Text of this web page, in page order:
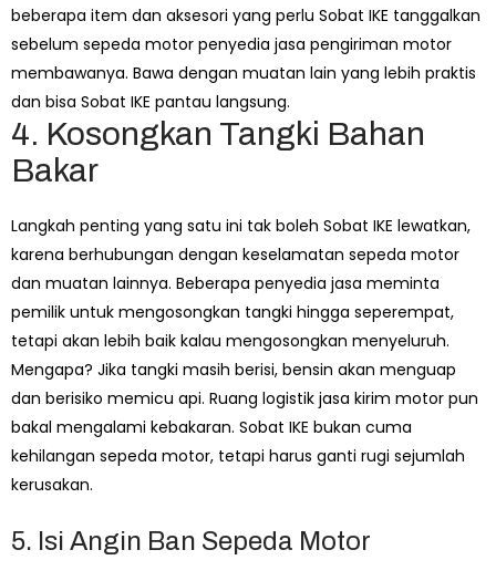
beberapa item dan aksesori yang perlu Sobat IKE tanggalkan
sebelum sepeda motor penyedia jasa pengiriman motor
membawanya. Bawa dengan muatan lain yang lebih praktis
dan bisa Sobat IKE pantau langsung.
4. Kosongkan Tangki Bahan
Bakar
Langkah penting yang satu ini tak boleh Sobat IKE lewatkan,
karena berhubungan dengan keselamatan sepeda motor
dan muatan lainnya. Beberapa penyedia jasa meminta
pemilik untuk mengosongkan tangki hingga seperempat,
tetapi akan lebih baik kalau mengosongkan menyeluruh.
Mengapa? Jika tangki masih berisi, bensin akan menguap
dan berisiko memicu api. Ruang logistik jasa kirim motor pun
bakal mengalami kebakaran. Sobat IKE bukan cuma
kehilangan sepeda motor, tetapi harus ganti rugi sejumlah
kerusakan.
5. Isi Angin Ban Sepeda Motor